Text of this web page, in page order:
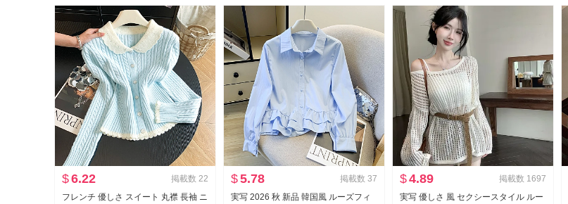
$6.22 掲載数 22
フレンチ 優しさ スイート 丸襟 長袖 ニ
$5.78 掲載数 37
実写 2026 秋 新品 韓国風 ルーズフィ
$4.89 掲載数 1697
実写 優しさ 風 セクシースタイル ルー